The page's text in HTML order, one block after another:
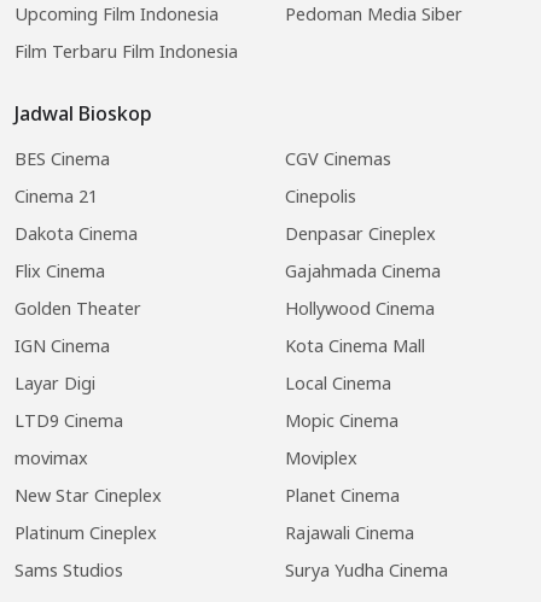
Upcoming Film Indonesia
Film Terbaru Film Indonesia
Jadwal Bioskop
BES Cinema
CGV Cinemas
Cinema 21
Cinepolis
Dakota Cinema
Denpasar Cineplex
Flix Cinema
Gajahmada Cinema
Golden Theater
Hollywood Cinema
IGN Cinema
Kota Cinema Mall
Layar Digi
Local Cinema
LTD9 Cinema
Mopic Cinema
movimax
Moviplex
New Star Cineplex
Planet Cinema
Platinum Cineplex
Rajawali Cinema
Sams Studios
Surya Yudha Cinema
Pedoman Media Siber